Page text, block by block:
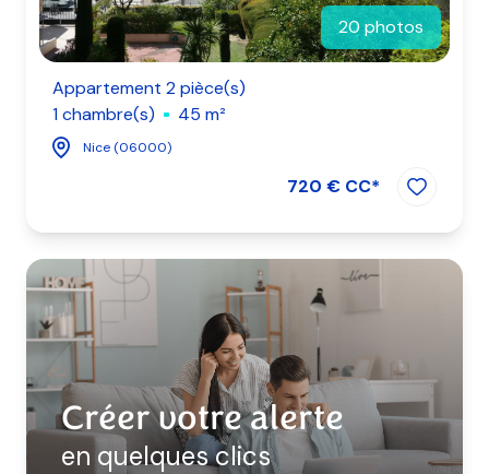
20 photos
Appartement 2 pièce(s)
1 chambre(s)
45 m²
Nice (06000)
720 € CC*
Créer votre alerte
en quelques clics